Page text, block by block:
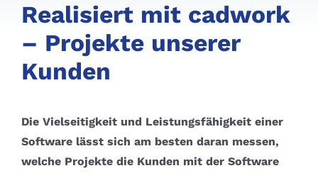
Realisiert mit cadwork
– Projekte unserer
Kunden
Die Vielseitigkeit und Leistungsfähigkeit einer
Software lässt sich am besten daran messen,
welche Projekte die Kunden mit der Software